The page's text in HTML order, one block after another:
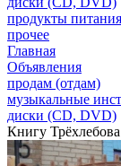
продукты
прочее
Главная
Объявления
продам (отдам)
музыкальные
диски (CD, DVD)
Книгу